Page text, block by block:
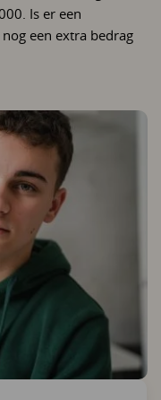
Is er een
een extra bedrag